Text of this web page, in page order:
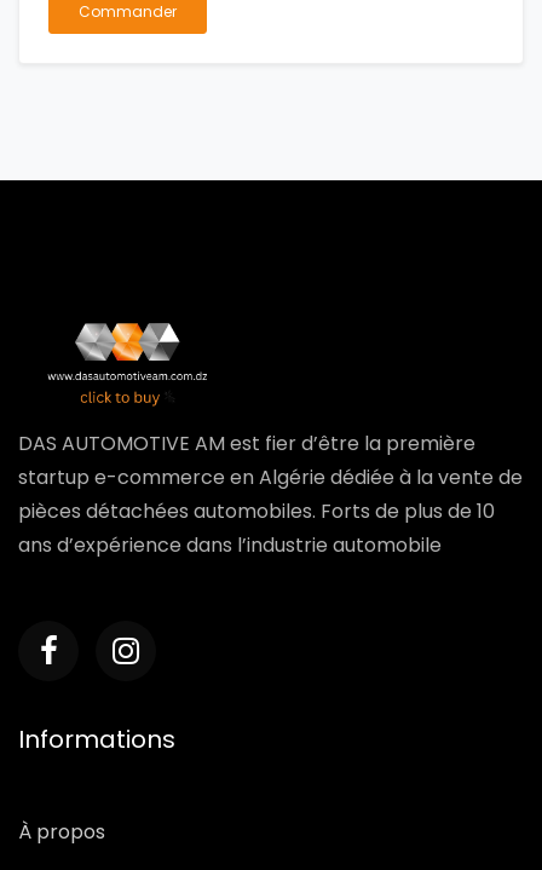
Commander
DAS AUTOMOTIVE AM est fier d’être la première
startup e-commerce en Algérie dédiée à la vente de
pièces détachées automobiles. Forts de plus de 10
ans d’expérience dans l’industrie automobile
Informations
À propos